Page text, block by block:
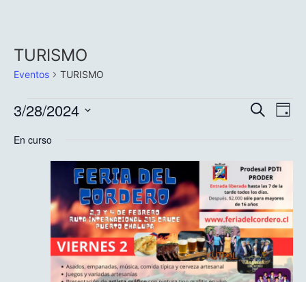
TURISMO
Eventos TURISMO
y
de
BuscarDía
3/28/2024
la
fecha.
En curso